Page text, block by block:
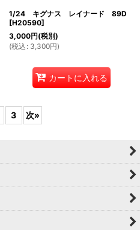
1/24 キグナス レイナード 89D
[H20590]
3,000円(税別)
(税込 : 3,300円)
カートに入れる
3 次»